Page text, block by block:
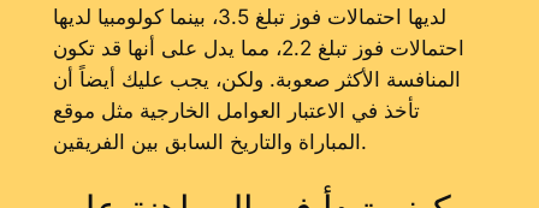
لديها احتمالات فوز تبلغ 3.5، بينما كولومبيا لديها
احتمالات فوز تبلغ 2.2، مما يدل على أنها قد تكون
المنافسة الأكثر صعوبة. ولكن، يجب عليك أيضاً أن
تأخذ في الاعتبار العوامل الخارجية مثل موقع
المباراة والتاريخ السابق بين الفريقين.